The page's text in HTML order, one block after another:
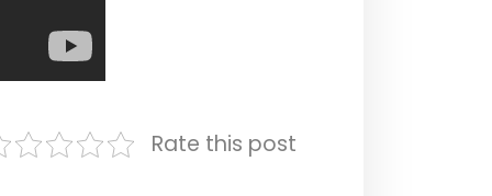
Rate this post